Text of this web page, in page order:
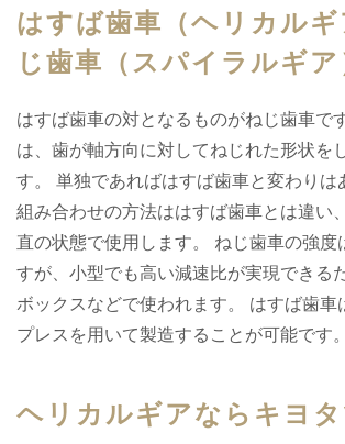
はすば歯車（ヘリカル
じ歯車（スパイラルギ
はすば歯車の対となるものがねじ歯車で
は、歯が軸方向に対してねじれた形状を
す。 単独であればはすば歯車と変わりは
組み合わせの方法ははすば歯車とは違い
直の状態で使用します。 ねじ歯車の強度
すが、小型でも高い減速比が実現できる
ボックスなどで使われます。 はすば歯車
プレスを用いて製造することが可能です。
ヘリカルギアならキヨタ